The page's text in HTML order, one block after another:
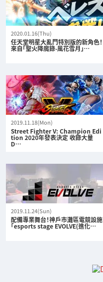
2020.01.16(Thu)
任天堂明星大亂鬥特別版的新角色！
來自「聖火降魔錄-風花雪月」…
2019.11.18(Mon)
Street Fighter V: Champion Edi
tion 2020年發表決定 收錄大量
D…
2019.11.24(Sun)
配備專業舞台！神戶市灘區電競設施
「esports stage EVOLVE(進化…